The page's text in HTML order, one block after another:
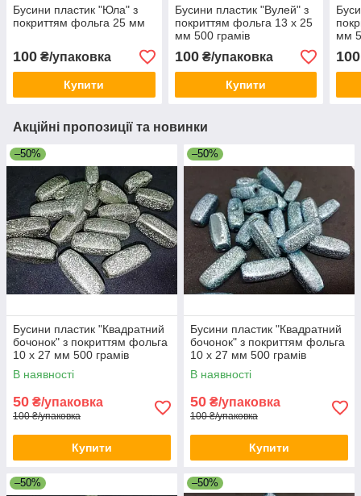
Бусини пластик "Юла" з
покриттям фольга 25 мм
100 ₴/упаковка
Купити
Бусини пластик "Вулей" з
покриттям фольга 13 х 25
мм 500 грамів
100₴/упаковка
Купити
мм
100
Акційні пропозиції та новинки
–50%
Бусини пластик "Квадратний
бочонок" з покриттям фольга
10 х 27 мм 500 грамів
В наявності
50 ₴/упаковка
100 ₴/упаковка
Купити
–50%
Бусини пластик "Квадратний
бочонок" з покриттям фольга
10 х 27 мм 500 грамів
В наявності
50 ₴/упаковка
100 ₴/упаковка
Купити
–50% –50%